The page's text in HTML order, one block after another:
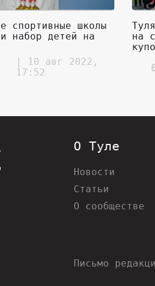
спортивные школы
набор детей на
| 10 авг 2022,
17:52
на
О Туле
Новости
Статьи
О сообществе
Письмо